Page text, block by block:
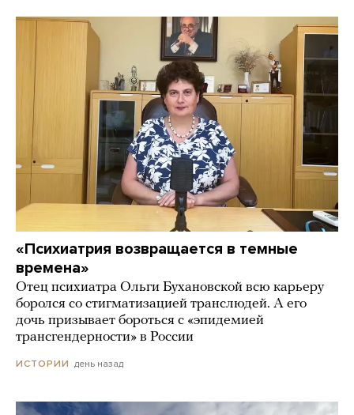
«Психиатрия возвращается в темные
времена»
Отец психиатра Ольги Бухановской всю карьеру
боролся со стигматизацией транслюдей. А его
дочь призывает бороться с «эпидемией
трансгендерности» в России
ИСТОРИИ день назад